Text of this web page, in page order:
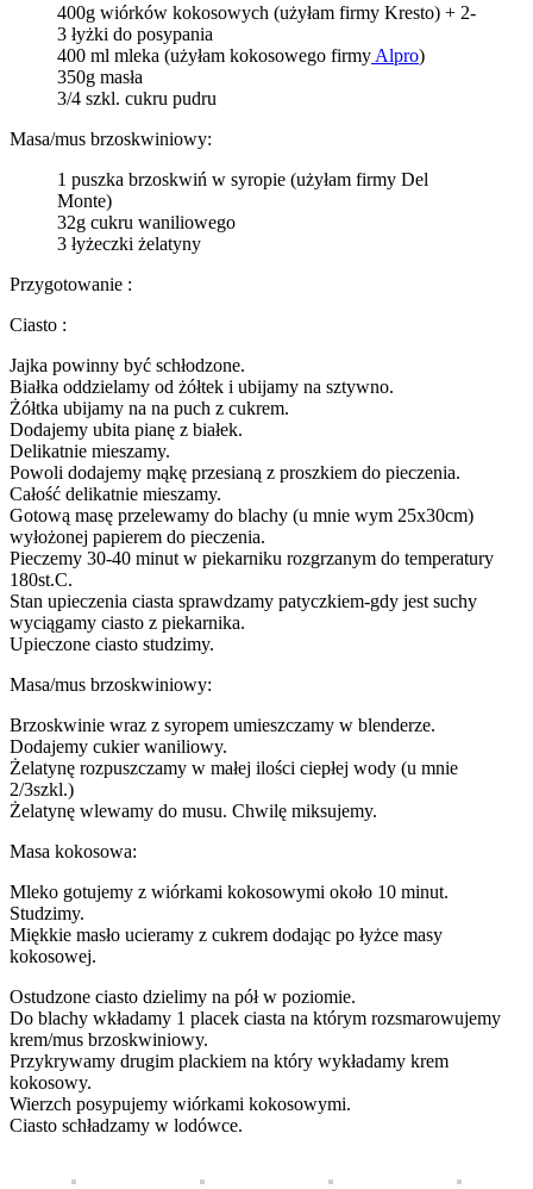
400g wiórków kokosowych (użyłam firmy Kresto) + 2-
3 łyżki do posypania
400 ml mleka (użyłam kokosowego firmy Alpro)
350g masła
3/4 szkl. cukru pudru
Masa/mus brzoskwiniowy:
1 puszka brzoskwiń w syropie (użyłam firmy Del
Monte)
32g cukru waniliowego
3 łyżeczki żelatyny
Przygotowanie :
Ciasto :
Jajka powinny być schłodzone.
Białka oddzielamy od żółtek i ubijamy na sztywno.
Żółtka ubijamy na na puch z cukrem.
Dodajemy ubita pianę z białek.
Delikatnie mieszamy.
Powoli dodajemy mąkę przesianą z proszkiem do pieczenia.
Całość delikatnie mieszamy.
Gotową masę przelewamy do blachy (u mnie wym 25x30cm)
wyłożonej papierem do pieczenia.
Pieczemy 30-40 minut w piekarniku rozgrzanym do temperatury
180st.C.
Stan upieczenia ciasta sprawdzamy patyczkiem-gdy jest suchy
wyciągamy ciasto z piekarnika.
Upieczone ciasto studzimy.
Masa/mus brzoskwiniowy:
Brzoskwinie wraz z syropem umieszczamy w blenderze.
Dodajemy cukier waniliowy.
Żelatynę rozpuszczamy w małej ilości ciepłej wody (u mnie
2/3szkl.)
Żelatynę wlewamy do musu. Chwilę miksujemy.
Masa kokosowa:
Mleko gotujemy z wiórkami kokosowymi około 10 minut.
Studzimy.
Miękkie masło ucieramy z cukrem dodając po łyżce masy
kokosowej.
Ostudzone ciasto dzielimy na pół w poziomie.
Do blachy wkładamy 1 placek ciasta na którym rozsmarowujemy
krem/mus brzoskwiniowy.
Przykrywamy drugim plackiem na który wykładamy krem
kokosowy.
Wierzch posypujemy wiórkami kokosowymi.
Ciasto schładzamy w lodówce.